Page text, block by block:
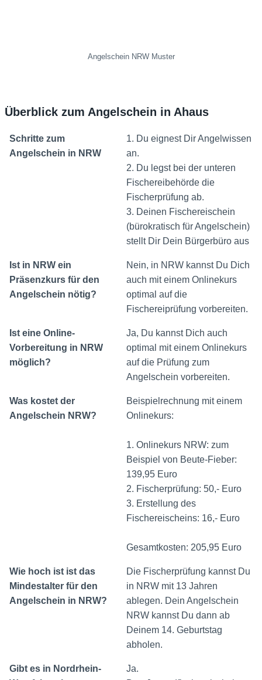
Angelschein NRW Muster
Überblick zum Angelschein in Ahaus
Schritte zum
Angelschein in NRW
1. Du eignest Dir Angelwissen
an.
2. Du legst bei der unteren
Fischereibehörde die
Fischerprüfung ab.
3. Deinen Fischereischein
(bürokratisch für Angelschein)
stellt Dir Dein Bürgerbüro aus
Ist in NRW ein
Präsenzkurs für den
Angelschein nötig?
Nein, in NRW kannst Du Dich
auch mit einem Onlinekurs
optimal auf die
Fischereiprüfung vorbereiten.
Ist eine Online-
Vorbereitung in NRW
möglich?
Ja, Du kannst Dich auch
optimal mit einem Onlinekurs
auf die Prüfung zum
Angelschein vorbereiten.
Was kostet der
Angelschein NRW?
Beispielrechnung mit einem
Onlinekurs:
1. Onlinekurs NRW: zum
Beispiel von Beute-Fieber:
139,95 Euro
2. Fischerprüfung: 50,- Euro
3. Erstellung des
Fischereischeins: 16,- Euro
Gesamtkosten: 205,95 Euro
Wie hoch ist ist das
Mindestalter für den
Angelschein in NRW?
Die Fischerprüfung kannst Du
in NRW mit 13 Jahren
ablegen. Dein Angelschein
NRW kannst Du dann ab
Deinem 14. Geburtstag
abholen.
Gibt es in Nordrhein-
Ja.